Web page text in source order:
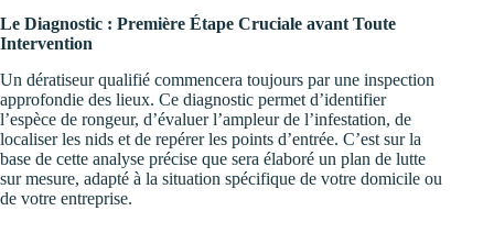
Le Diagnostic : Première Étape Cruciale avant Toute
Intervention
Un dératiseur qualifié commencera toujours par une inspection
approfondie des lieux. Ce diagnostic permet d’identifier
l’espèce de rongeur, d’évaluer l’ampleur de l’infestation, de
localiser les nids et de repérer les points d’entrée. C’est sur la
base de cette analyse précise que sera élaboré un plan de lutte
sur mesure, adapté à la situation spécifique de votre domicile ou
de votre entreprise.